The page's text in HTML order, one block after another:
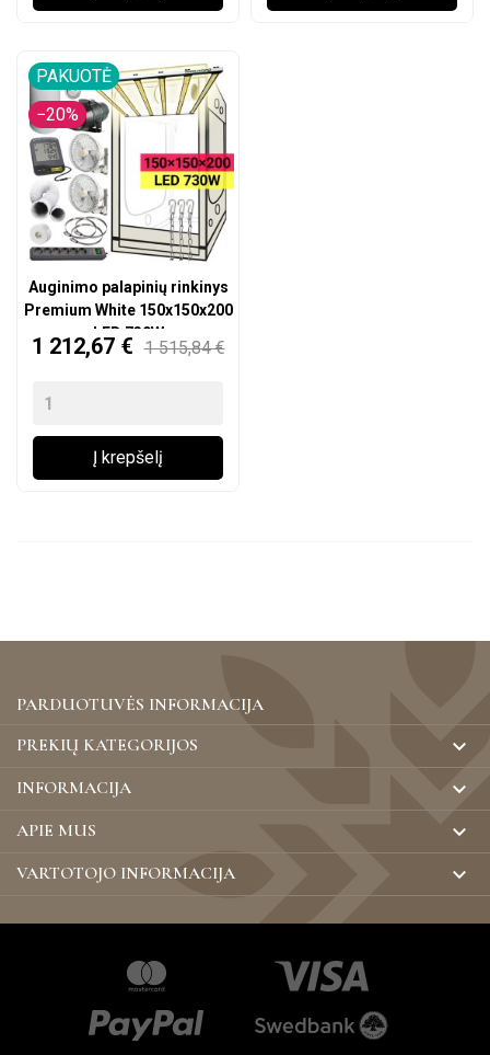
Auginimo palapinių rinkinys
Premium White 150x150x200
LED 730W
Kaina
1 212,67 € 1 515,84 €
Į krepšelį
PAKUOTĖ
−20%
PARDUOTUVĖS INFORMACIJA
PREKIŲ KATEGORIJOS

INFORMACIJA 
APIE MUS 
VARTOTOJO INFORMACIJA 